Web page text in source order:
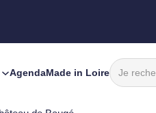
AgendaMade in Loire